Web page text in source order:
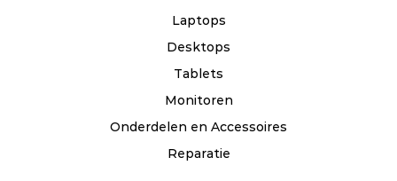
Laptops
Desktops
Tablets
Monitoren
Onderdelen en Accessoires
Reparatie